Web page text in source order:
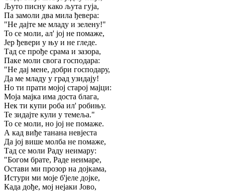
Љуто писну како љута гуја,
Па замоли два мила ђевера:
"Не дајте ме младу и зелену!"
То се моли, ал' јој не помаже,
Јер ђевери у њу и не гледе.
Тад се прође срама и зазора,
Паке моли свога господара:
"Не дај мене, добри господару,
Да ме младу у град узидају!
Но ти прати мојој старој мајци:
Моја мајка има доста блага,
Нек ти купи роба ил' робињу.
Те зидајте кули у темеља."
То се моли, но јој не помаже.
А кад виђе танана невјеста
Да јој више молба не помаже,
Тад се моли Раду неимару:
"Богом брате, Раде неимаре,
Остави ми прозор на дојкама,
Истури ми моје б'јеле дојке,
Када дође, мој нејаки Јово,